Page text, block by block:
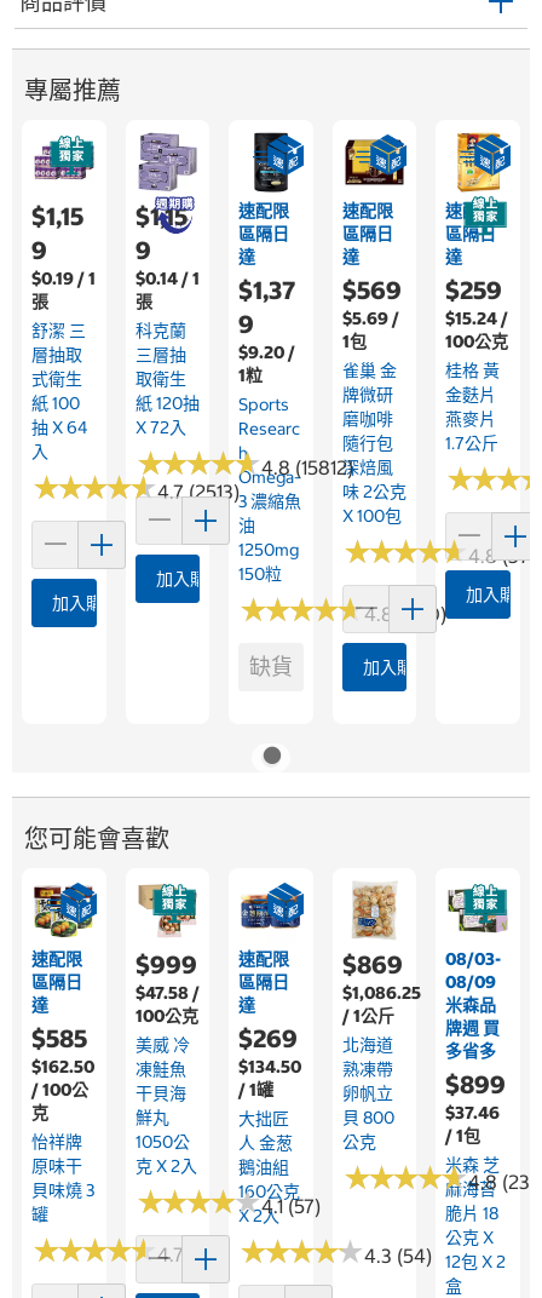
專屬推薦
$1,15
9
$0.19 / 1
張
舒潔 三
層抽取
式衛生
紙 100
抽 X 64
入
★★★★★
★★★★★4.7 (2513)
加入購物車
$1,15
9
$0.14 / 1
張
科克蘭
三層抽
取衛生
紙 120抽
X 72入
★★★★★
★★★★★4.8 (15812)
加入購物車
速配限
區隔日
達
$1,37
9
$9.20 /
1粒
Sports
Researc
H
Omega-
3 濃縮魚
油
1250mg
150粒
★★★★★
★★★★★4.8 (360)
缺貨
速配限
區隔日
達
$569
$5.69 /
1包
雀巢 金
牌微研
磨咖啡
隨行包
深焙風
味 2公克
X 100包
★★★★★
★★★★★4.8
加入購物車
速配限
區隔日
達
$259
$15.24 /
100公克
桂格 黃
金麩片
燕麥片
1.7公斤
★★★
★★★
加入購物
您可能會喜歡
速配限
區隔日
達
$585
$162.50
/ 100公
克
怡祥牌
原味干
貝味燒 3
罐
★★★★★
★★★★★4.7 (138)
$999
$47.58 /
100公克
美威 冷
凍鮭魚
干貝海
鮮丸
1050公
克 X 2入
★★★★★
★★★★★4.1 (57)
速配限
區隔日
達
$269
$134.50
/ 1罐
大拙匠
人 金葱
鵝油組
160公克
X 2入
★★★★★
★★★★★4.3 (54)
$869
$1,086.25
/ 1公斤
北海道
熟凍帶
卵帆立
貝 800
公克
★★★★★
★★★★★4.8 (23)
08/03-
08/09
米森品
牌週 買
多省多
$899
$37.46
/ 1包
米森 芝
麻海苔
脆片 18
公克 X
12包 X 2
盒